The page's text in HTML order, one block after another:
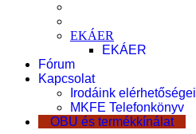
EKÁER
EKÁER
Fórum
Kapcsolat
Irodáink elérhetőségei
MKFE Telefonkönyv
OBU és termékkínálat